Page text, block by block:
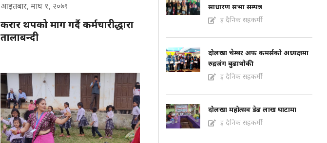
आइतबार, माघ १, २०७९
करार थपको माग गर्दै कर्मचारीद्धारा
तालाबन्दी
साधारण सभा सम्पन्न
इ दैनिक सहकर्मी
दोलखा चेम्बर अफ कमर्सको अध्यक्षमा
रुद्रजंग बुढाथोकी
इ दैनिक सहकर्मी
दोलखा महोत्सव डेढ लाख घाटामा
इ दैनिक सहकर्मी